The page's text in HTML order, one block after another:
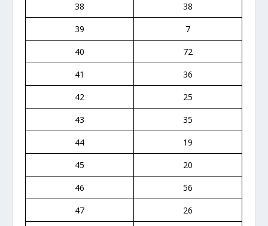
38
38
39
7
40
72
41
36
42
25
43
35
44
19
45
20
46
56
47
26